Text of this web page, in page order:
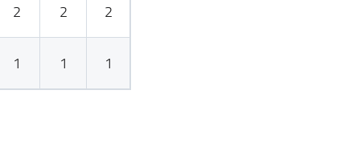
2 2 2
1 1 1